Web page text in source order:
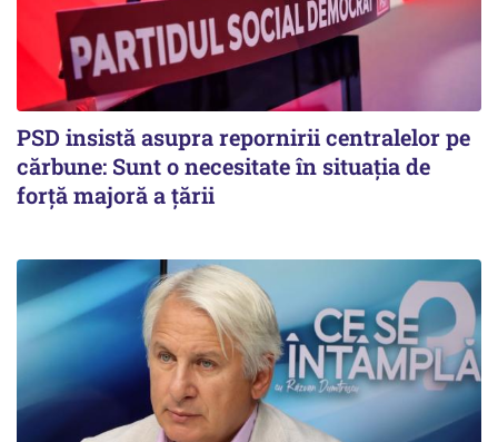
PSD insistă asupra repornirii centralelor pe
cărbune: Sunt o necesitate în situația de
forță majoră a țării